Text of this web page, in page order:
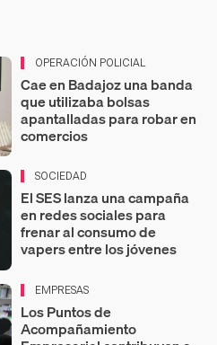
OPERACIÓN POLICIAL
Cae en Badajoz una banda
que utilizaba bolsas
apantalladas para robar en
comercios
SOCIEDAD
El SES lanza una campaña
en redes sociales para
frenar al consumo de
vapers entre los jóvenes
EMPRESAS
Los Puntos de
Acompañamiento